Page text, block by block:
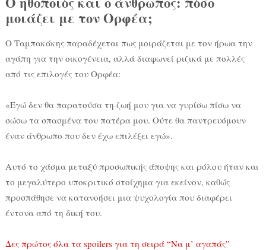
μοιάζει με τον Ορφέα;
Ο Ταμπακάκης παραδέχεται πως μοιράζεται με τον ήρωα την
αγάπη για την οικογένεια, αλλά διαφωνεί ριζικά με πολλές
από τις επιλογές του Ορφέα:
«Εγώ δεν θα παρατούσα τη ζωή μου για να γυρίσω πίσω να
σώσω τα σπασμένα του πατέρα μου. Ούτε θα παντρευόμουν
έναν άνθρωπο που δεν έχω επιλέξει εγώ».
Αυτό το χάσμα μεταξύ προσωπικής άποψης και ρόλου ήταν και
το μεγαλύτερο υποκριτικό στοίχημα για εκείνον, καθώς
προσπάθησε να κατανοήσει μια ψυχολογία που διαφέρει
έντονα από τη δική του.
Δες πρώτος όλα τα spoilers για τη σειρά “Να μ’ αγαπάς”